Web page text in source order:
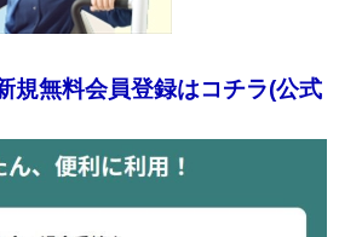
規無料会員登録はコチラ(公式